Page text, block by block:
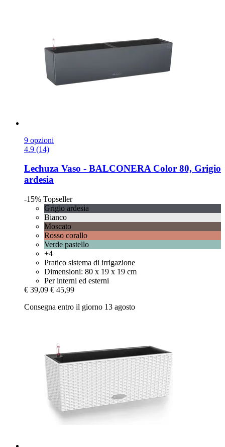
9 opzioni
4.9 (14)
Lechuza Vaso -​ BALCONERA Color 80, Grigio
ardesia
-15% Topseller
Grigio ardesia
Bianco
Moscato
Rosso corallo
Verde pastello
+4
Pratico sistema di irrigazione
Dimensioni: 80 x 19 x 19 cm
Per interni ed esterni
€ 39,09 € 45,99
Consegna entro il giorno 13 agosto